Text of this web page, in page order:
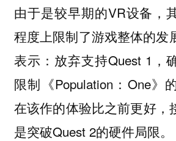
由于是较早期的VR设备，
程度上限制了游戏整体的发
表示：放弃支持Quest 1，
限制《Population：One》
在该作的体验比之前更好，
是突破Quest 2的硬件局限。